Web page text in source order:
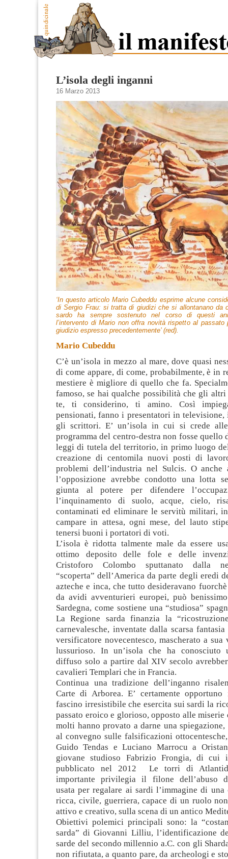
L’isola degli inganni
16 Marzo 2013
‘In questo articolo Mario Cubeddu esprime alcune
di Sergio Frau: si tratta di giudizi che si allontanano da
sardo ha sempre sostenuto nel corso di questi
l’intervento di Mario non offra novità rispetto al passato
giudizio espresso precedentemente’ (red).
Mario Cubeddu
C’è un’isola in mezzo al mare, dove quasi
di come appare, di come, probabilmente, è in
mestiere è migliore di quello che fa.
famoso, se hai qualche possibilità che gli
te, ti considerino, ti amino. Così
pensionati, fanno i presentatori in
gli scrittori. E’ un’isola in cui si crede
programma del centro-destra non fosse quello
leggi di tutela del territorio, in primo luogo
creazione di centomila nuovi posti di
problemi dell’industria nel Sulcis. O
l’opposizione avrebbe condotto una lotta
giunta al potere per difendere
l’inquinamento di suolo, acque, cielo,
contaminati ed eliminare le servitù militari,
campare in attesa, ogni mese, del lauto
tenersi buoni i portatori di voti.
L’isola è ridotta talmente male da essere
ottimo deposito delle fole e delle
Cristoforo Colombo sputtanato dalla
“scoperta” dell’America da parte degli eredi
azteche e inca, che tutto desideravano fuorchè
da avidi avventurieri europei, può
Sardegna, come sostiene una “studiosa”
La Regione sarda finanzia la
carnevalesche, inventate dalla scarsa
versificatore novecentesco, mascherato a sua
lussurioso. In un’isola che ha conosciuto
diffuso solo a partire dal XIV secolo
cavalieri Templari che in Francia.
Continua una tradizione dell’inganno
Carte di Arborea. E’ certamente opportuno
fascino irresistibile che esercita sui sardi la
passato eroico e glorioso, opposto alle
molti hanno provato a darne una
al convegno sulle falsificazioni
Guido Tendas e Luciano Marrocu a
giovane studioso Fabrizio Frongia, di cui
pubblicato nel 2012 Le torri di
importante privilegia il filone dell’abuso
usata per regalare ai sardi l’immagine di
ricca, civile, guerriera, capace di un ruolo
attivo e creativo, sulla scena di un antico
Obiettivi polemici principali sono: la
sarda” di Giovanni Lilliu, l’identificazione
sarde del secondo millennio a.C. con gli
non rifiutata, a quanto pare, da archeologi e